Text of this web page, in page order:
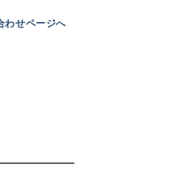
わせページへ